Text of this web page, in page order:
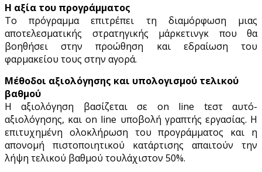
Η αξία του προγράμματος
Το πρόγραμμα επιτρέπει τη διαμόρφωση μιας
αποτελεσματικής στρατηγικής μάρκετινγκ που θα
βοηθήσει στην προώθηση και εδραίωση του
φαρμακείου τους στην αγορά.
Μέθοδοι αξιολόγησης και υπολογισμού τελικού
βαθμού
Η αξιολόγηση βασίζεται σε on line tεστ αυτό-
αξιολόγησης, και on line υποβολή γραπτής εργασίας. Η
επιτυχημένη ολοκλήρωση του προγράμματος και η
απονομή πιστοποιητικού κατάρτισης απαιτούν την
λήψη τελικού βαθμού τουλάχιστον 50%.